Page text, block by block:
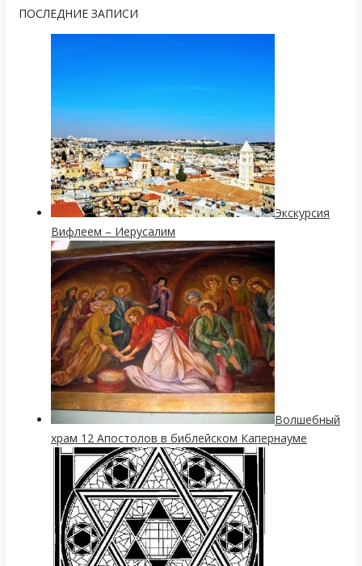
ПОСЛЕДНИЕ ЗАПИСИ
Экскурсия
Вифлеем – Иерусалим
Волшебный
храм 12 Апостолов в библейском Капернауме